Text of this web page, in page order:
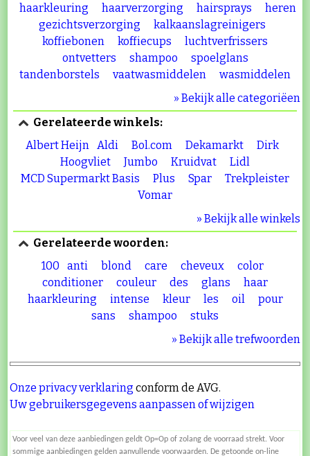
haarkleuring
haarverzorging hairsprays
heren
gezichtsverzorging
kalkaanslagreinigers
koffiebonen
koffiecups
luchtverfrissers
ontvetters
shampoo
spoelglans
tandenborstels
vaatwasmiddelen
wasmiddelen
» Bekijk alle categoriëen
Gerelateerde winkels:
Albert Heijn Aldi Bol.com Dekamarkt
Dirk
Hoogvliet
Jumbo Kruidvat
Lidl
MCD Supermarkt Basis
Plus Spar
Trekpleister
Vomar
» Bekijk alle winkels
Gerelateerde woorden:
100
anti blond care cheveux
color
conditioner
couleur des glans
haar
haarkleuring
intense kleur les oil
pour
sans
shampoo
stuks
» Bekijk alle trefwoorden
Onze privacy verklaring conform de AVG.
Uw gebruikersgegevens aanpassen of wijzigen
Voor veel van deze aanbiedingen geldt Op=Op of zolang de voorraad strekt. Voor
sommige aanbiedingen gelden aanvullende voorwaarden. De getoonde on-line